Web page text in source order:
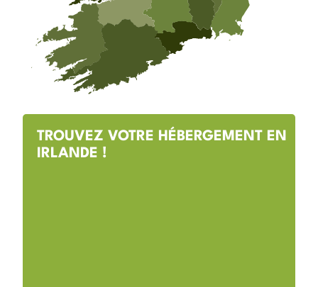
TROUVEZ VOTRE HÉBERGEMENT EN
IRLANDE !